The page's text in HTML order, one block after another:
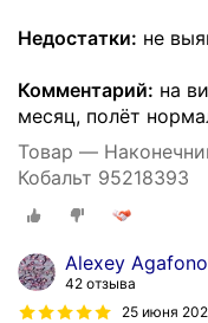
Недостатки: не
Комментарий: на
месяц, полёт
Товар —
Кобальт 95218393
Alexey
42 отзыва
25 июня